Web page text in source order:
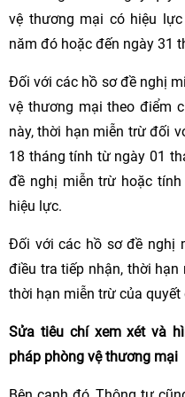
vệ thương mại có hiệu
năm đó hoặc đến ngày 31
Đối với các hồ sơ đề nghị
vệ thương mại theo điểm
này, thời hạn miễn trừ đối
18 tháng tính từ ngày 01
đề nghị miễn trừ hoặc
hiệu lực.
Đối với các hồ sơ đề nghị
điều tra tiếp nhận, thời
thời hạn miễn trừ của
Sửa tiêu chí xem xét và
pháp phòng vệ thương mại